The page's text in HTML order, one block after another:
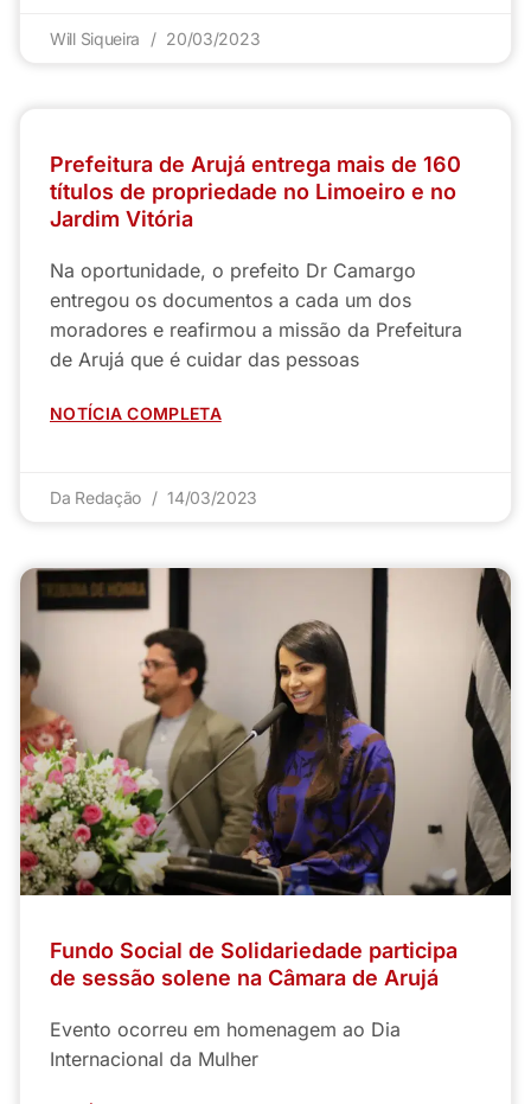
Will Siqueira 20/03/2023
Prefeitura de Arujá entrega mais de 160
títulos de propriedade no Limoeiro e no
Jardim Vitória
Na oportunidade, o prefeito Dr Camargo
entregou os documentos a cada um dos
moradores e reafirmou a missão da Prefeitura
de Arujá que é cuidar das pessoas
NOTÍCIA COMPLETA
Da Redação 14/03/2023
Fundo Social de Solidariedade participa
de sessão solene na Câmara de Arujá
Evento ocorreu em homenagem ao Dia
Internacional da Mulher